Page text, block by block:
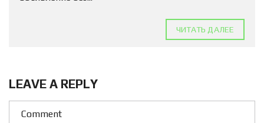
ЧИТАТЬ ДАЛЕЕ
LEAVE A REPLY